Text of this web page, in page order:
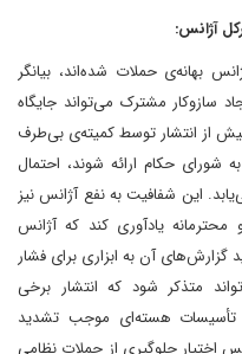
بهانه‌ی حملات شده‌اند، بیانگر
مشترک می‌تواند جایگاه
از انتشار توسط کمیته‌ی بی‌طرف
حکام ارائه شوند، احتمال
این شفافیت به نفع آژانس نیز
یادآوری کند که آژانس
گزارش‌های آن به ابزاری برای فشار
متذکر شود که انتشار برخی
تأسیسات هسته‌ای موجب تشدید
اختیار جلوگیری از حملات نظامی